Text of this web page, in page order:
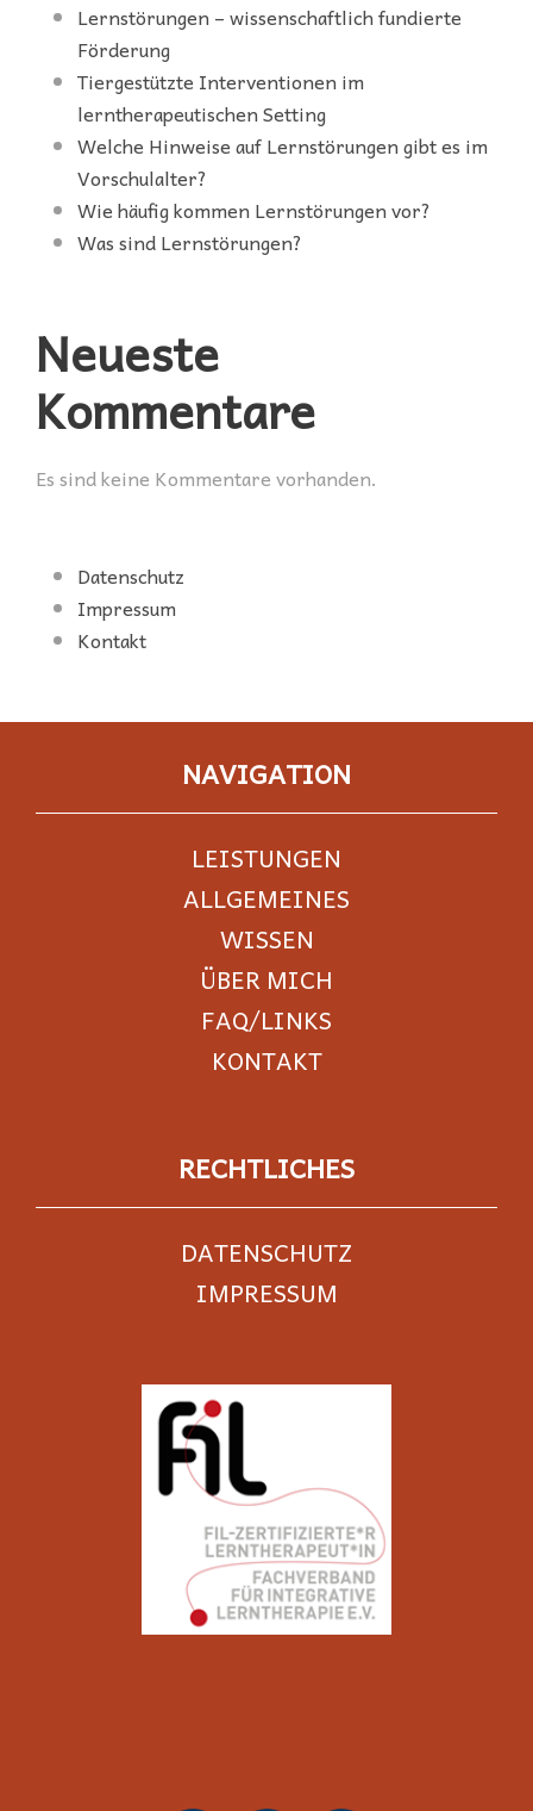
Lernstörungen – wissenschaftlich fundierte
Förderung
Tiergestützte Interventionen im
lerntherapeutischen Setting
Welche Hinweise auf Lernstörungen gibt es im
Vorschulalter?
Wie häufig kommen Lernstörungen vor?
Was sind Lernstörungen?
Neueste
Kommentare
Es sind keine Kommentare vorhanden.
Datenschutz
Impressum
Kontakt
NAVIGATION
LEISTUNGEN
ALLGEMEINES
WISSEN
ÜBER MICH
FAQ/LINKS
KONTAKT
RECHTLICHES
DATENSCHUTZ
IMPRESSUM